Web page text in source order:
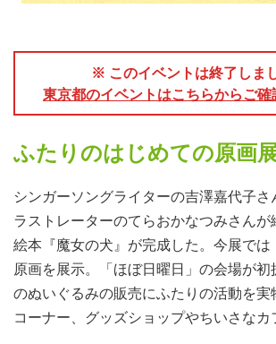
※ このイベントは終了しまし
東京都のイベントはこちらからご確
ふたりのはじめての原画
シンガーソングライターの吉澤嘉代子さ
ラストレーターのてらおかなつみさん
絵本『魔女の犬』が完成した。今展では
原画を展示。「ほぼ日曜日」の会場が
のぬいぐるみの販売にふたりの活動を実
コーナー、グッズショップやちいさなカ